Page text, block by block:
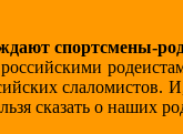
спортсмены-
слаломистов.
сказать о наших